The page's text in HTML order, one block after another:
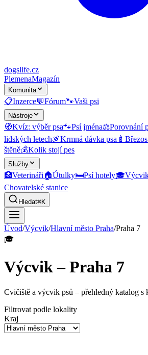
dogslife.cz
PlemenaMagazín
Komunita
📋Inzerce💬Fórum🐾Vaši psi
Nástroje
🧭Kvíz: výběr psa🐾Psí jména⚖️Porovnání
lidských letech🍖Krmná dávka psa 🍼
štěně💰Kolik stojí pes
Služby
🏥Veterináři🏠Útulky🛏️Psí hotely🎓
Chovatelské stanice
Hledat⌘K
Úvod/Výcvik/Hlavní město Praha/Praha 7
🎓
Výcvik – Praha 7
Cvičiště a výcvik psů – přehledný katalog s
Filtrovat podle lokality
Kraj